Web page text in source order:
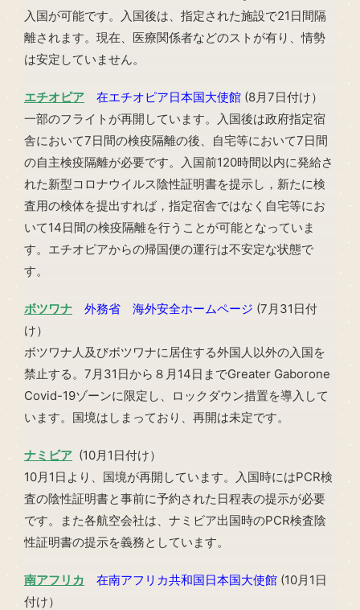
入国が可能です。入国後は、指定された施設で21日間隔
離されます。現在、医療関係者などのストが有り、情勢
は安定していません。
エチオピア 在エチオピア日本国大使館 (8月7日付け）
一部のフライトが再開しています。入国後は政府指定宿
舎において7日間の検疫隔離の後、自宅等において7日間
の自主検疫隔離が必要です。入国前120時間以内に発給さ
れた新型コロナウイルス陰性証明書を提示し，新たに検
査用の検体を提出すれば，指定宿舎ではなく自宅等にお
いて14日間の検疫隔離を行うことが可能となっていま
す。エチオピアからの帰国便の運行は不安定な状態で
す。
ボツワナ 外務省 海外安全ホームページ (7月31日付
け）
ボツワナ人及びボツワナに居住する外国人以外の入国を
禁止する。7月31日から８月14日までGreater Gaborone
Covid-19ゾーンに限定し、ロックダウン措置を導入して
います。国境はしまっており、再開は未定です。
ナミビア (10月1日付け）
10月1日より、国境が再開しています。入国時にはPCR検
査の陰性証明書と事前に予約された日程表の提示が必要
です。また各航空会社は、ナミビア出国時のPCR検査陰
性証明書の提示を義務としています。
南アフリカ 在南アフリカ共和国日本国大使館 (10月1日
付け）